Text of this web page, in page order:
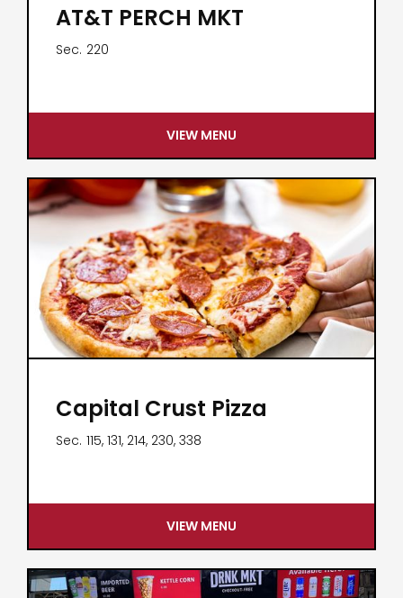
AT&T PERCH MKT
Sec. 220
VIEW MENU
Capital Crust Pizza
Sec. 115, 131, 214, 230, 338
VIEW MENU